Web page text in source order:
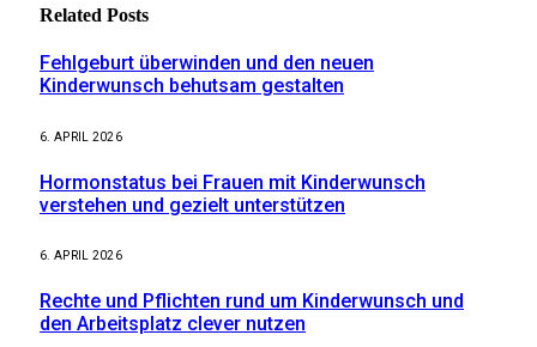
Related Posts
Fehlgeburt überwinden und den neuen
Kinderwunsch behutsam gestalten
6. APRIL 2026
Hormonstatus bei Frauen mit Kinderwunsch
verstehen und gezielt unterstützen
6. APRIL 2026
Rechte und Pflichten rund um Kinderwunsch und
den Arbeitsplatz clever nutzen